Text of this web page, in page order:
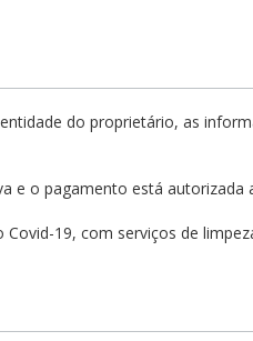
do proprietário, as
e o pagamento está autorizada
19, com serviços de